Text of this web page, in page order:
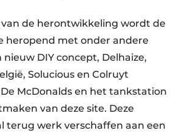
de herontwikkeling wordt de
heropend met onder andere
DIY concept, Delhaize,
Solucious en Colruyt
McDonalds en het tankstation
van deze site. Deze
terug werk verschaffen aan een